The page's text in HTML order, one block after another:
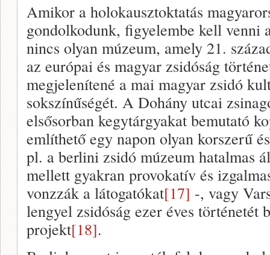
Amikor a holokausztoktatás
gondolkodunk, figyelembe kell venni
nincs olyan múzeum, amely 21.
az európai és magyar zsidóság
megjelenítené a mai magyar zsidó
sokszínűségét. A Dohány utcai
elsősorban kegytárgyakat bemutató
említhető egy napon olyan korszerű
pl. a berlini zsidó múzeum hatalmas
mellett gyakran provokatív és
vonzzák a látogatókat[17] -, vagy
lengyel zsidóság ezer éves történetét
projekt[18].